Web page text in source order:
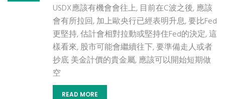
USDX應該有機會會往上, 目前在C波之後, 應該
會有所拉回, 加上歐央行已經表明升息, 要比Fed
更堅持, 估計會相對拉動或堅持住Fed的決定, 這
樣看來, 股市可能會繼續往下, 要準備走人或者
抄底 美金計價的貴金屬, 應該可以開始短期做
空
READ MORE